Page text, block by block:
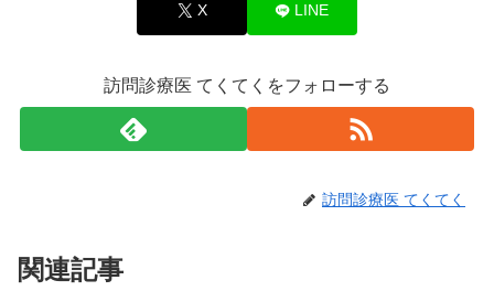
X LINE
訪問診療医 てくてくをフォローする
訪問診療医 てくてく
関連記事